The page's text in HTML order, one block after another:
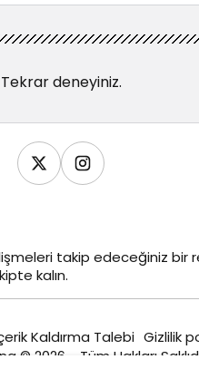
Tekrar deneyiniz.
takip edeceğiniz
kalın.
Kaldırma Talebi Gizlilik
© 2026 - Tüm Hakları